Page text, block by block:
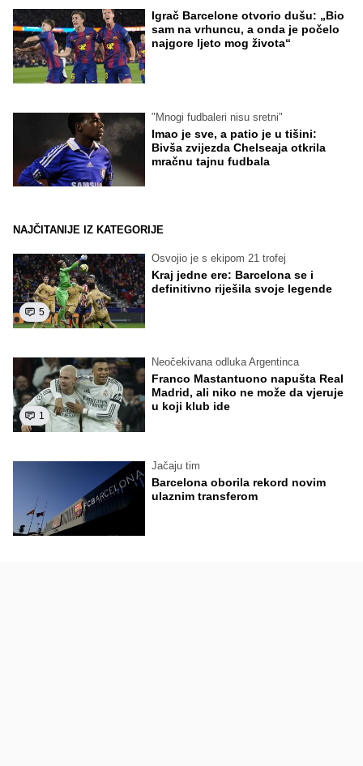
Igrač Barcelone otvorio dušu: „Bio
sam na vrhuncu, a onda je počelo
najgore ljeto mog života“
"Mnogi fudbaleri nisu sretni"
Imao je sve, a patio je u tišini:
Bivša zvijezda Chelseaja otkrila
mračnu tajnu fudbala
NAJČITANIJE IZ KATEGORIJE
5
Osvojio je s ekipom 21 trofej
Kraj jedne ere: Barcelona se i
definitivno riješila svoje legende
1
Neočekivana odluka Argentinca
Franco Mastantuono napušta Real
Madrid, ali niko ne može da vjeruje
u koji klub ide
Jačaju tim
Barcelona oborila rekord novim
ulaznim transferom